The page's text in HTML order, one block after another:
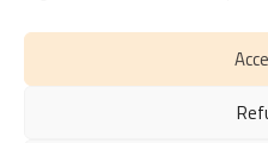
CGU &